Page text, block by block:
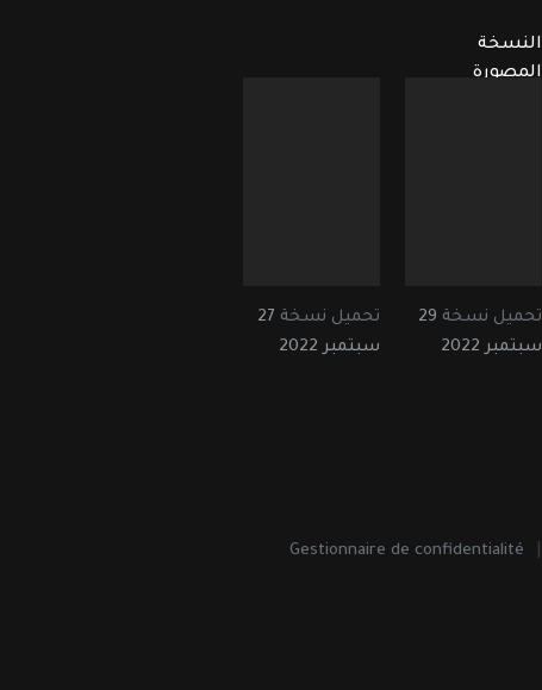
النسخة
المصورة
تحميل نسخة 29
سبتمبر 2022
تحميل نسخة 27
سبتمبر 2022
Gestionnaire de confidentialité